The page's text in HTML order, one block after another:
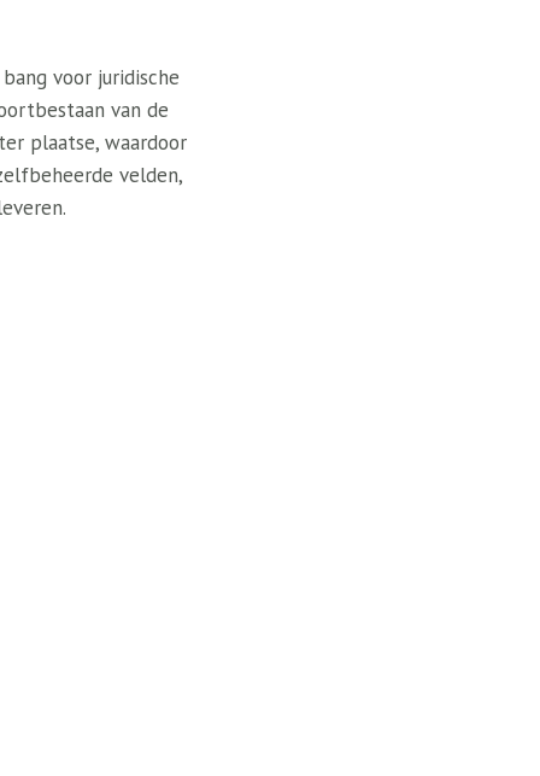
voor juridische
​​van de
plaatse, waardoor
velden,